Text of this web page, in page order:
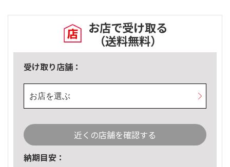
お店で受け取る
（送料無料）
受け取り店舗：
お店を選ぶ
近くの店舗を確認する
納期目安：